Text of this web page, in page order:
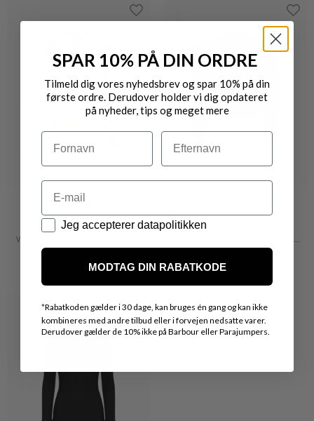
ROTATE
WOOL LONGLEEVE POLO GREY
FIRM KNIT CARDIGAN DARK BROWN
SPAR 10% PÅ DIN ORDRE
Tilmeld dig vores nyhedsbrev og spar 10% på din
første ordre. Derudover holder vi dig opdateret
på nyheder, tips og meget mere
Navn Efternavn
Email
Datapolitik
Jeg accepterer datapolitikken
MODTAG DIN RABATKODE
*Rabatkoden gælder i 30 dage, kan bruges én gang og kan ikke
kombineres med andre tilbud eller i forvejen nedsatte varer.
Derudover gælder de 10% ikke på Barbour eller Parajumpers.